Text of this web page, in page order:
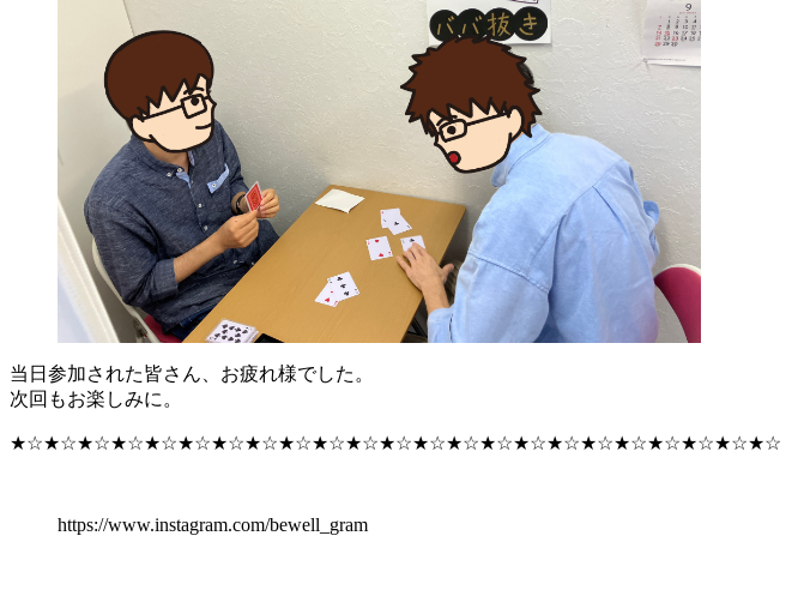
当日参加された皆さん、お疲れ様でした。
次回もお楽しみに。
★☆★☆★☆★☆★☆★☆★☆★☆★☆★☆★☆★☆★☆★☆★☆★☆★☆★☆★☆★☆★☆★☆★☆
https://www.instagram.com/bewell_gram